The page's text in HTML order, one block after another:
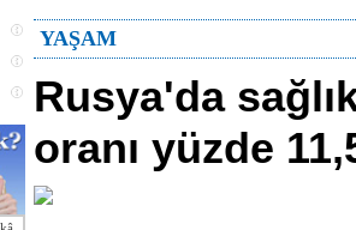
YAŞAM
Rusya'da
oranı yüzde